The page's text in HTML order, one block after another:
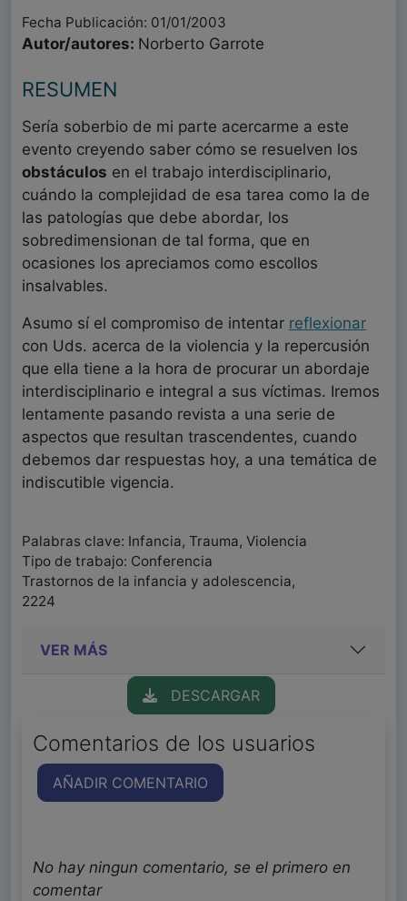
Fecha Publicación: 01/01/2003
Autor/autores: Norberto Garrote
RESUMEN
Sería soberbio de mi parte acercarme a este
evento creyendo saber cómo se resuelven los
obstáculos en el trabajo interdisciplinario,
cuándo la complejidad de esa tarea como la de
las patologías que debe abordar, los
sobredimensionan de tal forma, que en
ocasiones los apreciamos como escollos
insalvables.
Asumo sí el compromiso de intentar reflexionar
con Uds. acerca de la violencia y la repercusión
que ella tiene a la hora de procurar un abordaje
interdisciplinario e integral a sus víctimas. Iremos
lentamente pasando revista a una serie de
aspectos que resultan trascendentes, cuando
debemos dar respuestas hoy, a una temática de
indiscutible vigencia.
Palabras clave: Infancia, Trauma, Violencia
Tipo de trabajo: Conferencia
Trastornos de la infancia y adolescencia,
2224
VER MÁS
DESCARGAR
Comentarios de los usuarios
AÑADIR COMENTARIO
No hay ningun comentario, se el primero en
comentar